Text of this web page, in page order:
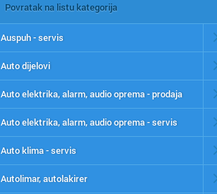
Povratak na listu kategorija
Auspuh - servis
Auto dijelovi
Auto elektrika, alarm, audio oprema - prodaja
Auto elektrika, alarm, audio oprema - servis
Auto klima - servis
Autolimar, autolakirer